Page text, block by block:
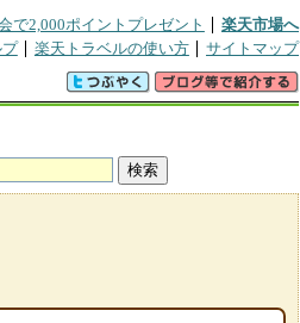
で2,000ポイントプレゼント
楽天市場へ
楽天トラベルの使い方 サイトマップ